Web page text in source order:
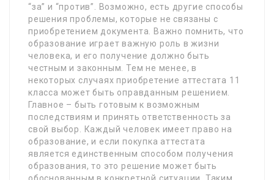
“за” и “против”. Возможно, есть другие способы
решения проблемы, которые не связаны с
приобретением документа. Важно помнить, что
образование играет важную роль в жизни
человека, и его получение должно быть
честным и законным. Тем не менее, в
некоторых случаях приобретение аттестата 11
класса может быть оправданным решением.
Главное – быть готовым к возможным
последствиям и принять ответственность за
свой выбор. Каждый человек имеет право на
образование, и если покупка аттестата
является единственным способом получения
образования, то это решение может быть